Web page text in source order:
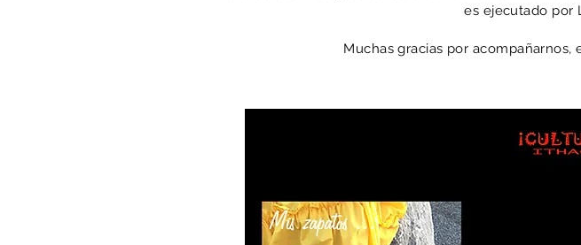
es ejecutado por
Muchas gracias por